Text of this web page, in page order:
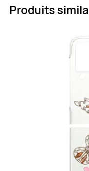
Produits